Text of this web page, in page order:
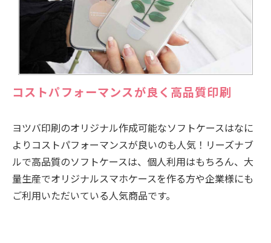
コストパフォーマンスが良く高品質印刷
ヨツバ印刷のオリジナル作成可能なソフトケースはなに
よりコストパフォーマンスが良いのも人気！リーズナブ
ルで高品質のソフトケースは、個人利用はもちろん、大
量生産でオリジナルスマホケースを作る方や企業様にも
ご利用いただいている人気商品です。